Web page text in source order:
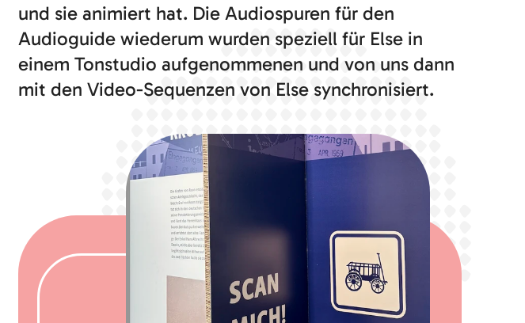
und sie animiert hat. Die Audiospuren für den
Audioguide wiederum wurden speziell für Else in
einem Tonstudio aufgenommenen und von uns dann
mit den Video-Sequenzen von Else synchronisiert.